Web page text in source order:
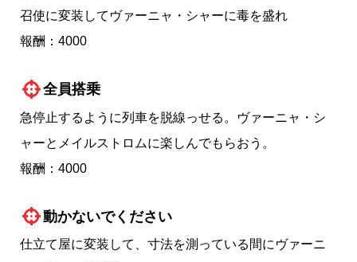
召使に変装してヴァーニャ・シャーに毒を盛れ
報酬：4000
全員搭乗
急停止するように列車を脱線っせる。ヴァーニャ・シ
ャーとメイルストロムに楽しんでもらおう。
報酬：4000
動かないでください
仕立て屋に変装して、寸法を測っている間にヴァーニ